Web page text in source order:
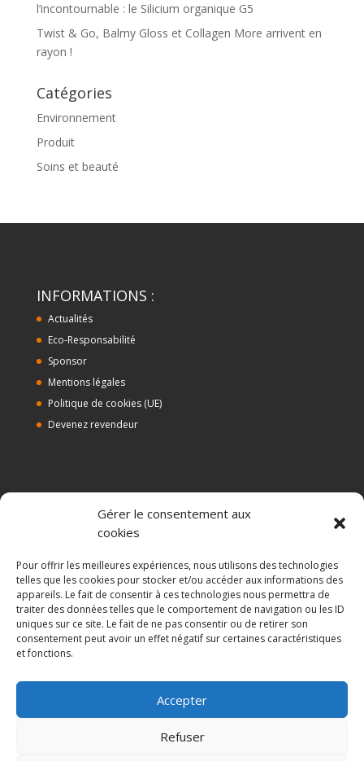
Gérer le consentement aux
cookies
Pour offrir les meilleures expériences, nous utilisons des technologies
telles que les cookies pour stocker et/ou accéder aux informations des
appareils. Le fait de consentir à ces technologies nous permettra de
traiter des données telles que le comportement de navigation ou les ID
uniques sur ce site. Le fait de ne pas consentir ou de retirer son
consentement peut avoir un effet négatif sur certaines caractéristiques
et fonctions.
Accepter
Refuser
l’incontournable : le Silicium organique G5
Twist & Go, Balmy Gloss et Collagen More arrivent en
rayon !
Catégories
Environnement
Produit
Soins et beauté
INFORMATIONS :
Actualités
Eco-Responsabilité
Sponsor
Mentions légales
Politique de cookies (UE)
Devenez revendeur
ALMA BIO DISTRIBUTION
Depuis 2008, Alma Bio Distribution commercialise des
naturels. Nous sélectionnons des marques répondant aux plus
hauts standards de qualité en terme de production, aux
besoins et exigences des consommateurs. Nous distribuons :
le planta prostate Alma Bio, le silicium organique G5 des
laboratoires LLR-G5, le maquillage professionnelle puroBIO
Cosmetics et BioKap, proposant colorations et soins des
cheveux . Depuis nos entrepôts situés à Hyères dans le Var,